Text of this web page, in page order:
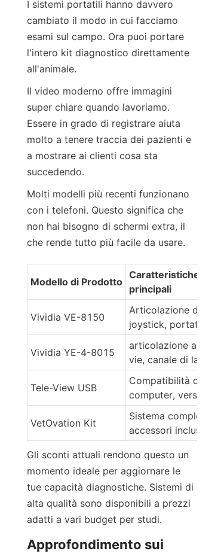
I sistemi portatili hanno davvero
cambiato il modo in cui facciamo
esami sul campo. Ora puoi portare
l'intero kit diagnostico direttamente
all'animale.
Il video moderno offre immagini
super chiare quando lavoriamo.
Essere in grado di registrare aiuta
molto a tenere traccia dei pazienti e
a mostrare ai clienti cosa sta
succedendo.
Molti modelli più recenti funzionano
con i telefoni. Questo significa che
non hai bisogno di schermi extra, il
che rende tutto più facile da usare.
Modello di Prodotto
Caratteristiche
principali
Vividia VE-8150
Articolazione del
joystick, portatile
Vividia YE-4-8015
articolazione a 4
vie, canale di lavoro
Tele-View USB
Compatibilità del
computer, versatile
VetOvation Kit
Sistema completo,
accessori inclusi
Gli sconti attuali rendono questo un
momento ideale per aggiornare le
tue capacità diagnostiche. Sistemi di
alta qualità sono disponibili a prezzi
adatti a vari budget per studi.
Approfondimento sui